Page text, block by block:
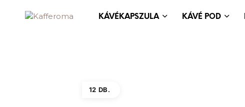
KÁVÉKAPSZULA KÁVÉ POD
12 DB.